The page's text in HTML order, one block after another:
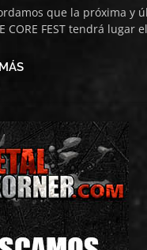
que la próxima y
CORE FEST tendrá lugar